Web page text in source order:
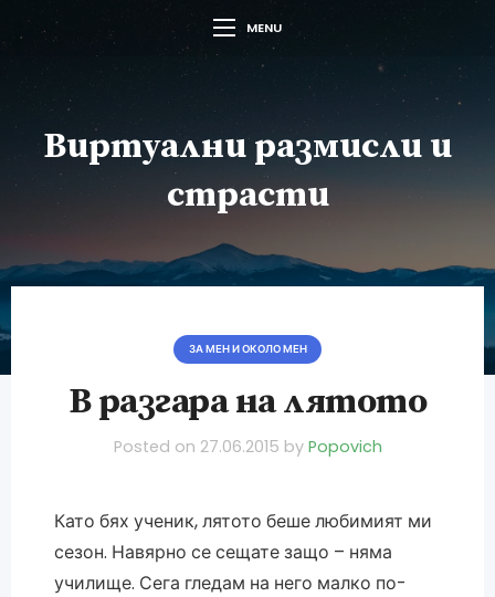
MENU
Виртуални размисли и
страсти
ЗА МЕН И ОКОЛО МЕН
В разгара на лятото
Posted on 27.06.2015 by Popovich
Като бях ученик, лятото беше любимият ми
сезон. Навярно се сещате защо – няма
училище. Сега гледам на него малко по-